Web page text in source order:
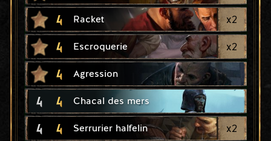
4 Racket x2
4 Escroquerie x2
4 Agression
4 4 Chacal des mers
4 4 Serrurier halfelin x2